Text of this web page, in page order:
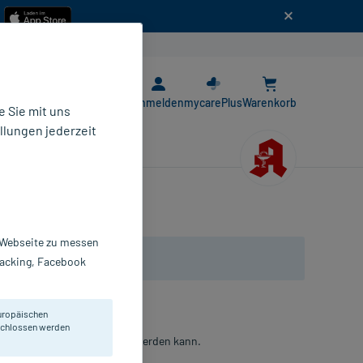
AnmeldenmycarePlusWarenkorb
nicht behoben werden kann.
Sie mit uns
jederzeit
zu messen
Facebook
werden